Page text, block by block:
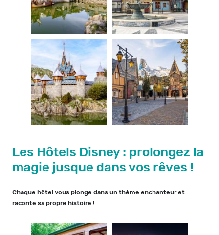
Les Hôtels Disney : prolongez la
magie jusque dans vos rêves !
Chaque hôtel vous plonge dans un thème enchanteur et
raconte sa propre histoire !